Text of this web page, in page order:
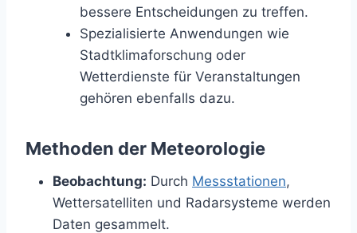
bessere Entscheidungen zu treffen.
Spezialisierte Anwendungen wie
Stadtklimaforschung oder
Wetterdienste für Veranstaltungen
gehören ebenfalls dazu.
Methoden der Meteorologie
Beobachtung: Durch Messstationen,
Wettersatelliten und Radarsysteme werden
Daten gesammelt.